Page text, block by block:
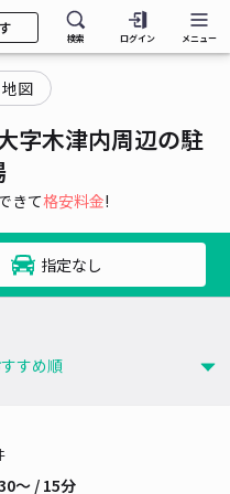
検索 ログイン メニュー
地図
字木津内周辺の駐
きて格安料金!
指定なし
〜 / 15分